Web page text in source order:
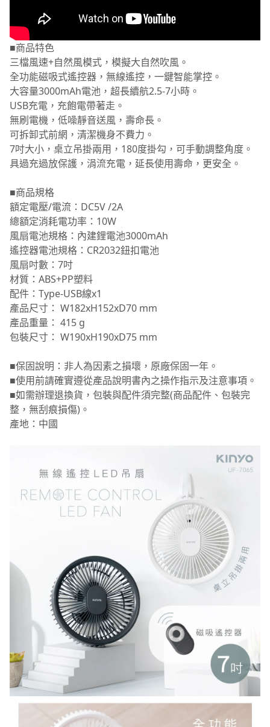
■商品特色
三檔風速+自然風模式，模擬大自然吹風。
全功能磁吸式遙控器，無線遙控，一鍵智能掌控。
大容量3000mAh電池，超長續航2.5-7小時。
USB充電，充飽電帶著走。
無刷電機，低噪靜音送風，壽命長。
可拆卸式前網，清潔機身不費力。
7吋大小，桌立吊掛兩用，180度掛勾，可手動調整角度。
具過充過放保護，涓流充電，延長使用壽命，更安全。
■商品規格
額定電壓/電流：DC5V /2A
總額定消耗電功率：10W
風扇電池規格：內建鋰電池3000mAh
遙控器電池規格：CR2032鈕扣電池
風扇吋數：7吋
材質：ABS+PP塑料
配件：Type-USB線x1
產品尺寸： W182xH152xD70 mm
產品重量： 415 g
包裝尺寸： W190xH190xD75 mm
■保固說明：非人為因素之損壞，原廠保固一年。
■使用前請確實遵從產品說明書內之操作指示及注意事項。
■如需辦理退換貨，包裝與配件須完整(商品配件、包裝完
整，無刮痕損傷)。
產地：中國